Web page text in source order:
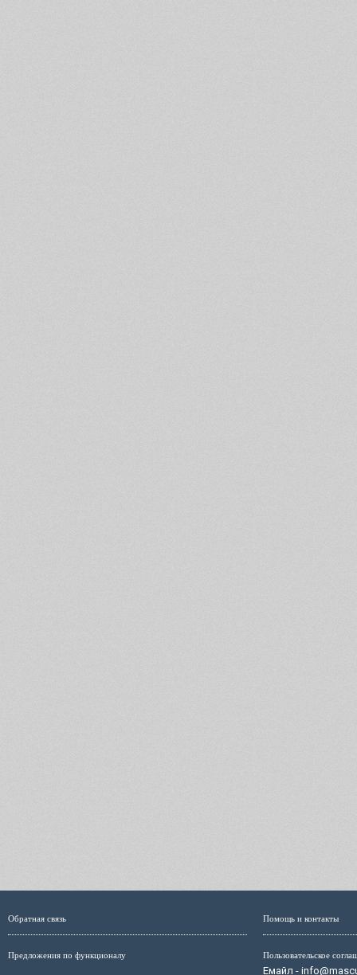
Обратная связь
Предложения по функционалу
Помощь и контакты
Пользовательское
Емайл -